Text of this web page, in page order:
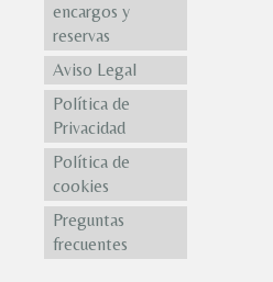
encargos y
reservas
Aviso Legal
Política de
Privacidad
Política de
cookies
Preguntas
frecuentes